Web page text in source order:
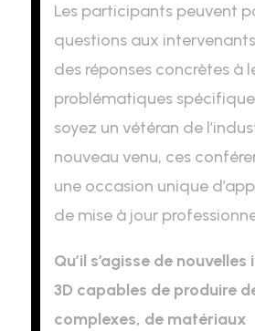
Les participants peuvent
questions aux
des réponses concrètes à
problématiques
soyez un vétéran de
nouveau venu, ces
une occasion unique
de mise à jour
Qu’il s’agisse de
3D capables de produire
complexes, de matériaux